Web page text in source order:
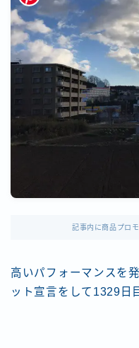
記事内に商品プロ
高いパフォーマンスを
ット宣言をして1329日